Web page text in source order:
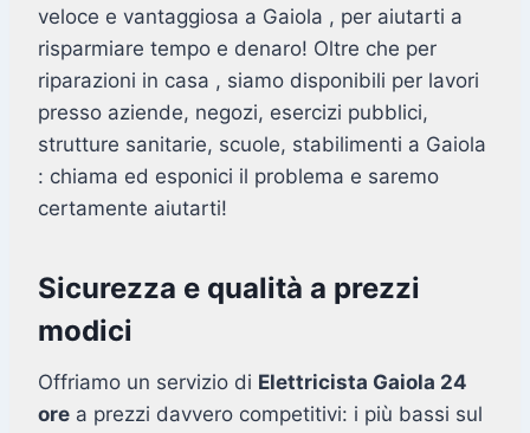
veloce e vantaggiosa a Gaiola , per aiutarti a
risparmiare tempo e denaro! Oltre che per
riparazioni in casa , siamo disponibili per lavori
presso aziende, negozi, esercizi pubblici,
strutture sanitarie, scuole, stabilimenti a Gaiola
: chiama ed esponici il problema e saremo
certamente aiutarti!
Sicurezza e qualità a prezzi
modici
Offriamo un servizio di Elettricista Gaiola 24
ore a prezzi davvero competitivi: i più bassi sul